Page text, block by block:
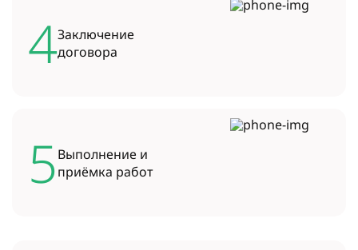
4Заключение
договора
5Выполнение и
приёмка работ